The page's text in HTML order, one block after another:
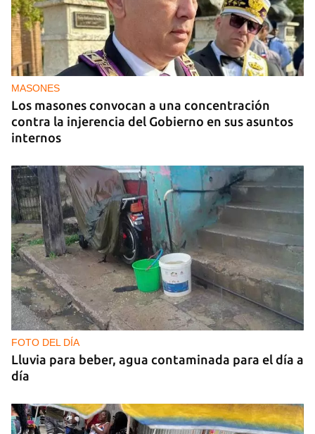
MASONES
Los masones convocan a una concentración
contra la injerencia del Gobierno en sus asuntos
internos
FOTO DEL DÍA
Lluvia para beber, agua contaminada para el día a
día